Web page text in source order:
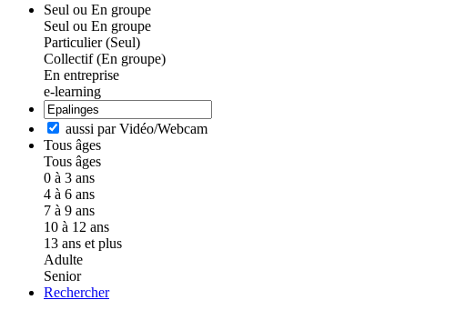
Seul ou En groupe
Seul ou En groupe
Particulier (Seul)
Collectif (En groupe)
En entreprise
e-learning
aussi par Vidéo/Webcam
Tous âges
Tous âges
0 à 3 ans
4 à 6 ans
7 à 9 ans
10 à 12 ans
13 ans et plus
Adulte
Senior
Rechercher